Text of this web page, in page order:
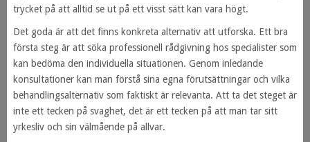
trycket på att alltid se ut på ett visst sätt kan vara högt.
Det goda är att det finns konkreta alternativ att utforska. Ett bra
första steg är att söka professionell rådgivning hos specialister som
kan bedöma den individuella situationen. Genom inledande
konsultationer kan man förstå sina egna förutsättningar och vilka
behandlingsalternativ som faktiskt är relevanta. Att ta det steget är
inte ett tecken på svaghet, det är ett tecken på att man tar sitt
yrkesliv och sin välmående på allvar.